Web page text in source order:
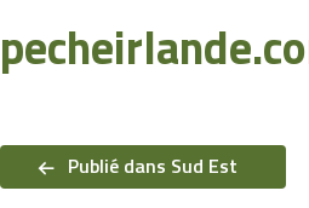
de
l’articlePublié dans Sud Est